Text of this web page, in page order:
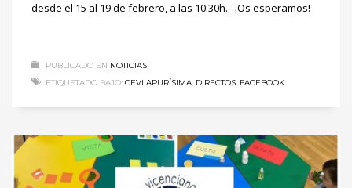
desde el 15 al 19 de febrero, a las 10:30h. ¡Os esperamos!
PUBLICADO EN NOTICIAS
ETIQUETADO BAJO: CEVLAPURÍSIMA, DIRECTOS, FACEBOOK